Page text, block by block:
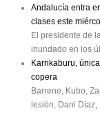
Andalucía entra
clases este
El presidente de
inundado en los
Karrikaburu,
copera
Barrene, Kubo,
lesión, Dani